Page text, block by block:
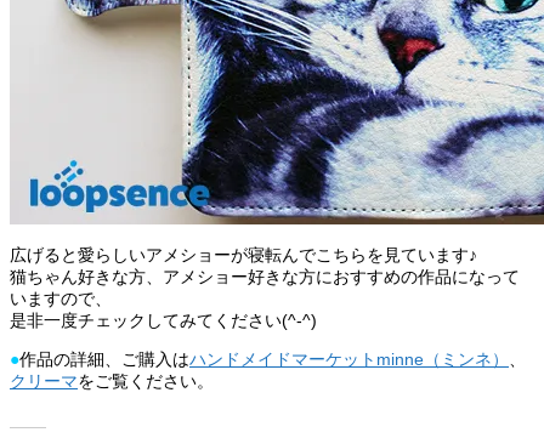
広げると愛らしいアメショーが寝転んでこちらを見ています♪
猫ちゃん好きな方、アメショー好きな方におすすめの作品になって
いますので、
是非一度チェックしてみてください(^-^)
●作品の詳細、ご購入はハンドメイドマーケットminne（ミンネ）
クリーマをご覧ください。